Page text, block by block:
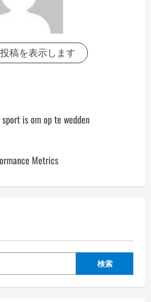
稿を表示します
is om op te wedden
Metrics
検索